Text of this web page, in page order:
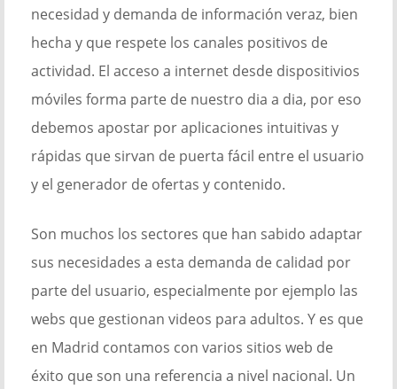
necesidad y demanda de información veraz, bien
hecha y que respete los canales positivos de
actividad. El acceso a internet desde dispositivios
móviles forma parte de nuestro dia a dia, por eso
debemos apostar por aplicaciones intuitivas y
rápidas que sirvan de puerta fácil entre el usuario
y el generador de ofertas y contenido.
Son muchos los sectores que han sabido adaptar
sus necesidades a esta demanda de calidad por
parte del usuario, especialmente por ejemplo las
webs que gestionan videos para adultos. Y es que
en Madrid contamos con varios sitios web de
éxito que son una referencia a nivel nacional. Un